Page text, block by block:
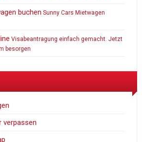
buchen Sunny Cars Mietwagen
Visabeantragung einfach gemacht. Jetzt
besorgen
verpassen